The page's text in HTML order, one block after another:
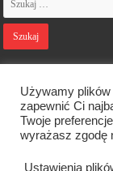
Oficjalna strona
Używamy plików
zapewnić Ci
Twoje
wyrażasz zgodę
Ustawienia